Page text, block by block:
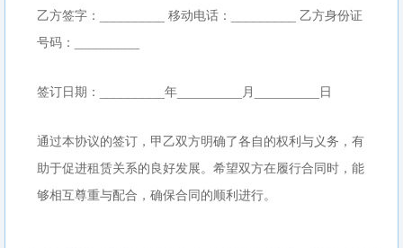
乙方签字：_________ 移动电话：_________ 乙方身份证
号码：_________
签订日期：_________年_________月_________日
通过本协议的签订，甲乙双方明确了各自的权利与义务，有
助于促进租赁关系的良好发展。希望双方在履行合同时，能
够相互尊重与配合，确保合同的顺利进行。